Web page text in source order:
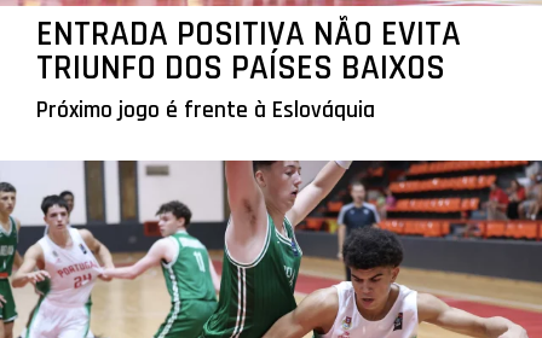
ENTRADA POSITIVA NÃO EVITA
TRIUNFO DOS PAÍSES BAIXOS
Próximo jogo é frente à Eslováquia